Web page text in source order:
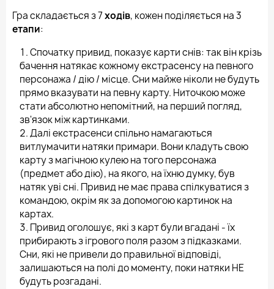
Гра складається з 7ходів, кожен поділяється на 3
етапи:
Спочатку привид, показує карти снів: так він крізь
бачення натякає кожному екстрасенсу на певного
персонажа / дію / місце. Сни майже ніколи не будуть
прямо вказувати на певну карту. Ниточкою може
стати абсолютно непомітний, на перший погляд,
зв'язок між картинками.
Далі екстрасенси спільно намагаються
витлумачити натяки примари. Вони кладуть свою
карту з магічною кулею на того персонажа
(предмет або дію), на якого, на їхню думку, був
натяк уві сні. Привид не має права спілкуватися з
командою, окрім як за допомогою картинок на
картах.
Привид оголошує, які з карт були вгадані - їх
прибирають з ігрового поля разом з підказками.
Сни, які не привели до правильної відповіді,
залишаються на полі до моменту, поки натяки НЕ
будуть розгадані.